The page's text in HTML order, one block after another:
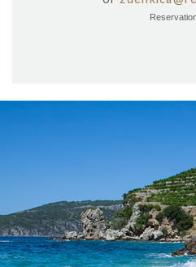
Plaža Velu žolo udaljena je od
brodom. To je jedna od većih
za cijelodnevni izlet. Djelomično
ima prirodnu